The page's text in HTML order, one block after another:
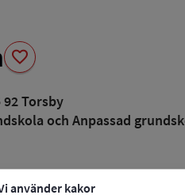
använder kakor
favorite
92Torsby
och Anpassad